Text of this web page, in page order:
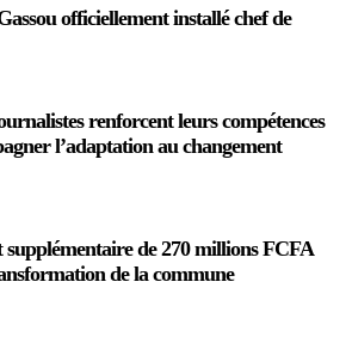
officiellement installé chef de
renforcent leurs compétences
l’adaptation au changement
de 270 millions FCFA
de la commune